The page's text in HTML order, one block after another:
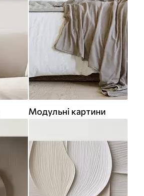
Модульні картини